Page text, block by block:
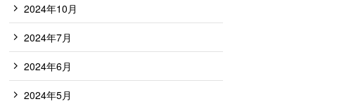
2024年10月
2024年7月
2024年6月
2024年5月